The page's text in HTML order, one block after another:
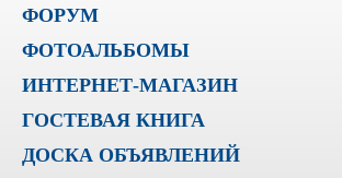
ФОРУМ
ФОТОАЛЬБОМЫ
ИНТЕРНЕТ-МАГАЗИН
ГОСТЕВАЯ КНИГА
ДОСКА ОБЪЯВЛЕНИЙ